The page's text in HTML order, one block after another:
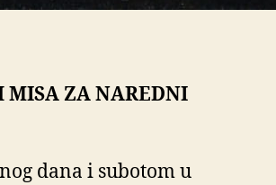
MISA ZA NAREDNI
dana i subotom u